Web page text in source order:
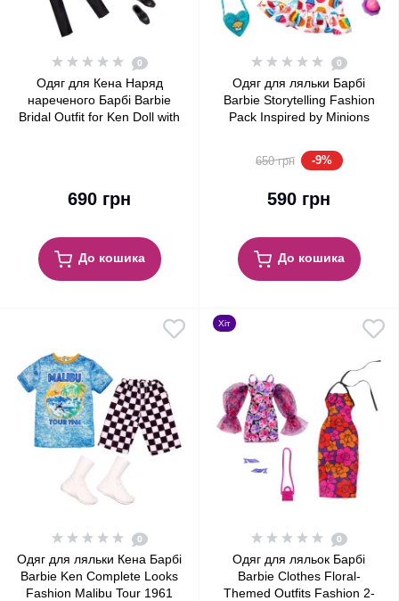
0
Одяг для Кена Наряд
нареченого Барбі Barbie
Bridal Outfit for Ken Doll with
690 грн
До кошика
0
Одяг для ляльки Барбі
Barbie Storytelling Fashion
Pack Inspired by Minions
Accessories
650 грн -9%
590 грн
До кошика
0
Одяг для ляльки Кена Барбі
Barbie Ken Complete Looks
Fashion Malibu Tour 1961
Хіт
0
Одяг для ляльок Барбі
Barbie Clothes Floral-
Themed Outfits Fashion 2-